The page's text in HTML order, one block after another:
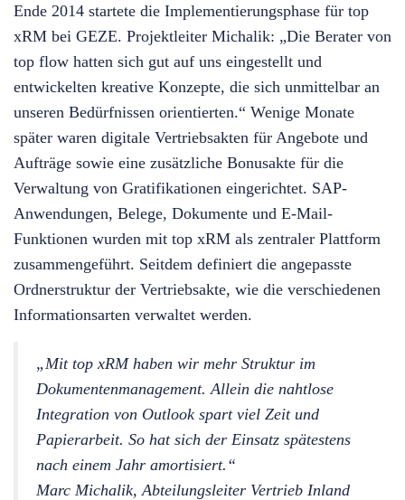
Ende 2014 startete die Implementierungsphase für top
xRM bei GEZE. Projektleiter Michalik: „Die Berater von
top flow hatten sich gut auf uns eingestellt und
entwickelten kreative Konzepte, die sich unmittelbar an
unseren Bedürfnissen orientierten.“ Wenige Monate
später waren digitale Vertriebsakten für Angebote und
Aufträge sowie eine zusätzliche Bonusakte für die
Verwaltung von Gratifikationen eingerichtet. SAP-
Anwendungen, Belege, Dokumente und E-Mail-
Funktionen wurden mit top xRM als zentraler Plattform
zusammengeführt. Seitdem definiert die angepasste
Ordnerstruktur der Vertriebsakte, wie die verschiedenen
Informationsarten verwaltet werden.
„Mit top xRM haben wir mehr Struktur im
Dokumentenmanagement. Allein die nahtlose
Integration von Outlook spart viel Zeit und
Papierarbeit. So hat sich der Einsatz spätestens
nach einem Jahr amortisiert.“
Marc Michalik, Abteilungsleiter Vertrieb Inland